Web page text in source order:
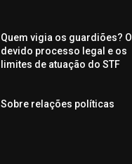
Quem vigia os guardiões? O
devido processo legal e os
limites de atuação do STF
Sobre relações políticas